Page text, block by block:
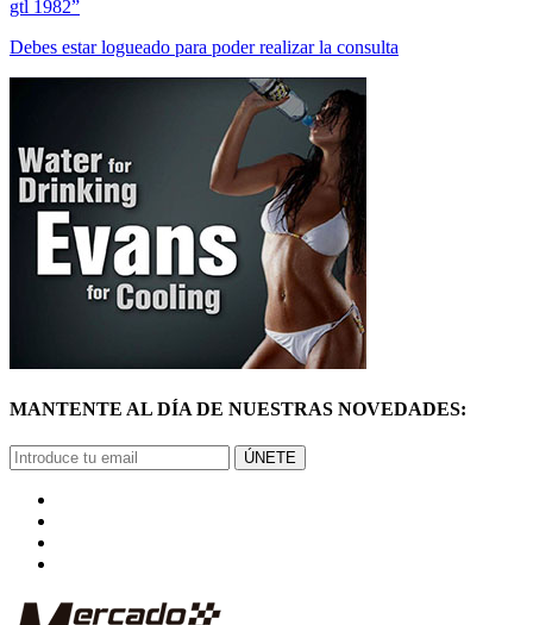
Debes estar logueado para poder realizar la consulta